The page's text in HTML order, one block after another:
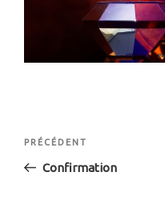
Navigation
l’article
Article
précédent
PRÉCÉDENT
Confirmation